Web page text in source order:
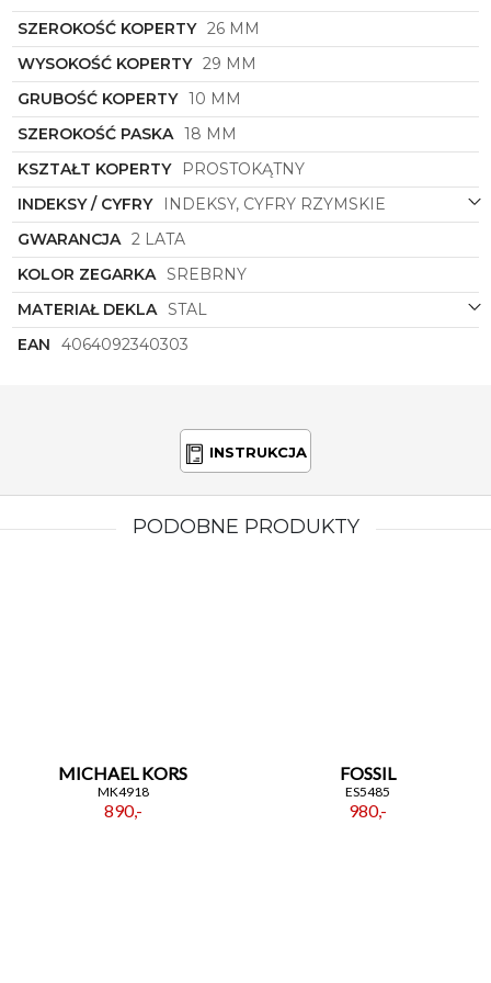
Niechzegarek damski
stanie się Twoim ulubionym akcesorium, które
podkreśli Twoją wyjątkowość i świetny gust. Dzięki
kombinacji luksusowego designu, wysokiej jakości
materiałów i precyzyjnego wykonania, ten model z
pewnością stanie się źródłem mnóstwa
komplementów i uwagi. Podkreśl swój
indywidualny styl i emanuj elegancją dzięki
zegarkowiMichael Kors MK4906
SZEROKOŚĆ KOPERTY 26 MM
WYSOKOŚĆ KOPERTY 29 MM
GRUBOŚĆ KOPERTY 10 MM
SZEROKOŚĆ PASKA 18 MM
KSZTAŁT KOPERTY
PROSTOKĄTNY
INDEKSY / CYFRY
INDEKSY, CYFRY RZYMSKIE
GWARANCJA 2 LATA
KOLOR ZEGARKA SREBRNY
MATERIAŁ DEKLA STAL
EAN
4064092340303
INSTRUKCJA
PODOBNE PRODUKTY
MICHAEL KORS
MK4918
890,-
FOSSIL
ES5485
980,-